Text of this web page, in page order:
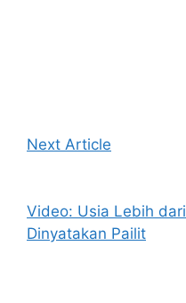
Next Article
Video: Usia Lebih
Dinyatakan Pailit